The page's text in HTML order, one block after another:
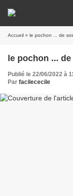
Accueil » le pochon ... de
le pochon ...
Publié le 22/06/2022 à
Par facilececile